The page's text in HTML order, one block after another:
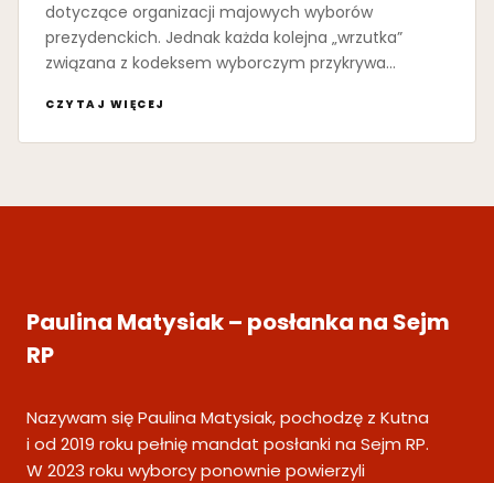
dotyczące organizacji majowych wyborów
prezydenckich. Jednak każda kolejna „wrzutka”
związana z kodeksem wyborczym przykrywa…
CZYTAJ WIĘCEJ
Paulina Matysiak – posłanka na Sejm
RP
Nazywam się Paulina Matysiak, pochodzę z Kutna
i od 2019 roku pełnię mandat posłanki na Sejm RP.
W 2023 roku wyborcy ponownie powierzyli